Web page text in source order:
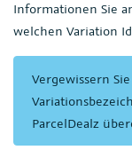
Informationen Sie
welchen Variation
Vergewissern
ParcelDealz